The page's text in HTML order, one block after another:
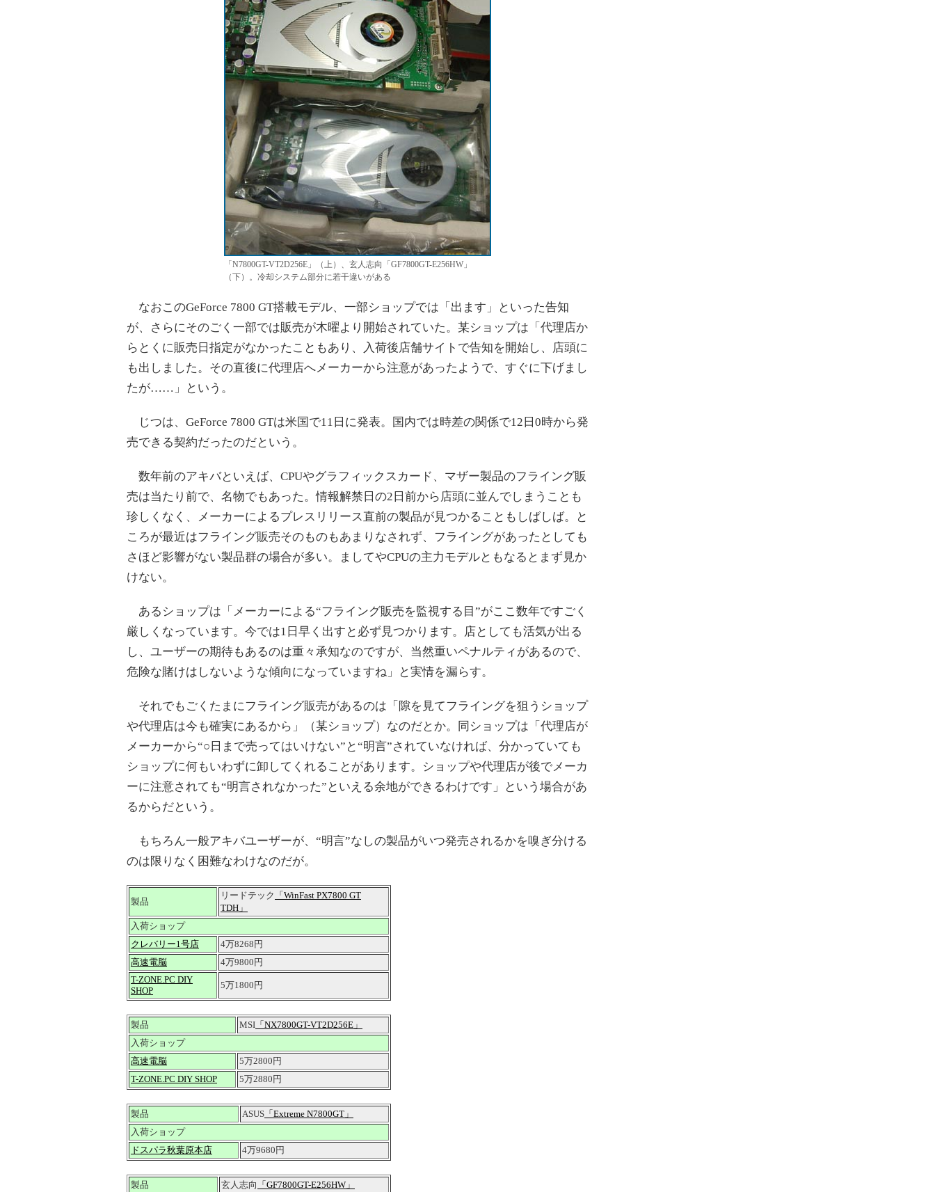
「N7800GT-VT2D256E」（上）、玄人志向「GF7800GT-E256HW」
（下）。冷却システム部分に若干違いがある
なおこのGeForce 7800 GT搭載モデル、一部ショップでは「出ます」といった告知
が、さらにそのごく一部では販売が木曜より開始されていた。某ショップは「代理店か
らとくに販売日指定がなかったこともあり、入荷後店舗サイトで告知を開始し、店頭に
も出しました。その直後に代理店へメーカーから注意があったようで、すぐに下げまし
たが……」という。
じつは、GeForce 7800 GTは米国で11日に発表。国内では時差の関係で12日0時から発
売できる契約だったのだという。
数年前のアキバといえば、CPUやグラフィックスカード、マザー製品のフライング販
売は当たり前で、名物でもあった。情報解禁日の2日前から店頭に並んでしまうことも
珍しくなく、メーカーによるプレスリリース直前の製品が見つかることもしばしば。と
ころが最近はフライング販売そのものもあまりなされず、フライングがあったとしても
さほど影響がない製品群の場合が多い。ましてやCPUの主力モデルともなるとまず見か
けない。
あるショップは「メーカーによる“フライング販売を監視する目”がここ数年ですごく
厳しくなっています。今では1日早く出すと必ず見つかります。店としても活気が出る
し、ユーザーの期待もあるのは重々承知なのですが、当然重いペナルティがあるので、
危険な賭けはしないような傾向になっていますね」と実情を漏らす。
それでもごくたまにフライング販売があるのは「隙を見てフライングを狙うショップ
や代理店は今も確実にあるから」（某ショップ）なのだとか。同ショップは「代理店が
メーカーから“○日まで売ってはいけない”と“明言”されていなければ、分かっていても
ショップに何もいわずに卸してくれることがあります。ショップや代理店が後でメーカ
ーに注意されても“明言されなかった”といえる余地ができるわけです」という場合があ
るからだという。
もちろん一般アキバユーザーが、“明言”なしの製品がいつ発売されるかを嗅ぎ分ける
のは限りなく困難なわけなのだが。
製品
リードテック 「WinFast PX7800 GT
TDH」
入荷ショップ
クレバリー1号店
4万8268円
高速電脳
4万9800円
T-ZONE.PC DIY
SHOP
5万1800円
製品 MSI 「NX7800GT-VT2D256E」
入荷ショップ
高速電脳
5万2800円
T-ZONE.PC DIY SHOP
5万2880円
製品 ASUS 「Extreme N7800GT」
入荷ショップ
ドスパラ秋葉原本店
4万9680円
製品 玄人志向 「GF7800GT-E256HW」